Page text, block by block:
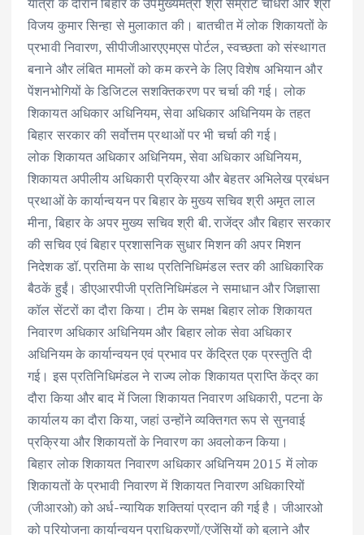
विजय कुमार सिन्हा से मुलाकात की। बातचीत में लोक शिकायतों के
प्रभावी निवारण, सीपीजीआरएएमएस पोर्टल, स्वच्छता को संस्थागत
बनाने और लंबित मामलों को कम करने के लिए विशेष अभियान और
पेंशनभोगियों के डिजिटल सशक्तिकरण पर चर्चा की गई। लोक
शिकायत अधिकार अधिनियम, सेवा अधिकार अधिनियम के तहत
बिहार सरकार की सर्वोत्तम प्रथाओं पर भी चर्चा की गई।
लोक शिकायत अधिकार अधिनियम, सेवा अधिकार अधिनियम,
शिकायत अपीलीय अधिकारी प्रक्रिया और बेहतर अभिलेख प्रबंधन
प्रथाओं के कार्यान्वयन पर बिहार के मुख्य सचिव श्री अमृत लाल
मीना, बिहार के अपर मुख्य सचिव श्री बी. राजेंद्र और बिहार सरकार
की सचिव एवं बिहार प्रशासनिक सुधार मिशन की अपर मिशन
निदेशक डॉ. प्रतिमा के साथ प्रतिनिधिमंडल स्तर की आधिकारिक
बैठकें हुईं। डीएआरपीजी प्रतिनिधिमंडल ने समाधान और जिज्ञासा
कॉल सेंटरों का दौरा किया। टीम के समक्ष बिहार लोक शिकायत
निवारण अधिकार अधिनियम और बिहार लोक सेवा अधिकार
अधिनियम के कार्यान्वयन एवं प्रभाव पर केंद्रित एक प्रस्तुति दी
गई। इस प्रतिनिधिमंडल ने राज्य लोक शिकायत प्राप्ति केंद्र का
दौरा किया और बाद में जिला शिकायत निवारण अधिकारी, पटना के
कार्यालय का दौरा किया, जहां उन्होंने व्यक्तिगत रूप से सुनवाई
प्रक्रिया और शिकायतों के निवारण का अवलोकन किया।
बिहार लोक शिकायत निवारण अधिकार अधिनियम 2015 में लोक
शिकायतों के प्रभावी निवारण में शिकायत निवारण अधिकारियों
(जीआरओ) को अर्ध-न्यायिक शक्तियां प्रदान की गई है। जीआरओ
को परियोजना कार्यान्वयन प्राधिकरणों/एजेंसियों को बुलाने और